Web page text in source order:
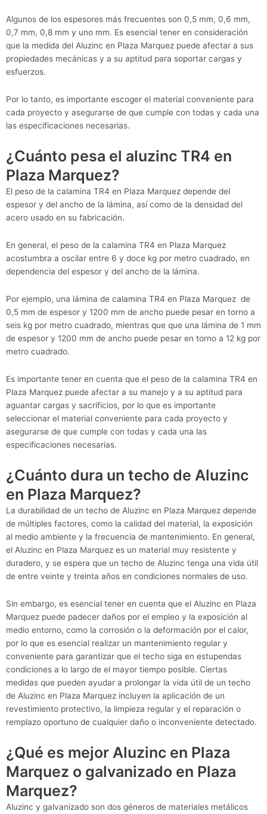
Algunos de los espesores más frecuentes son 0,5 mm, 0,6 mm,
0,7 mm, 0,8 mm y uno mm. Es esencial tener en consideración
que la medida del Aluzinc en Plaza Marquez puede afectar a sus
propiedades mecánicas y a su aptitud para soportar cargas y
esfuerzos.
Por lo tanto, es importante escoger el material conveniente para
cada proyecto y asegurarse de que cumple con todas y cada una
las especificaciones necesarias.
¿Cuánto pesa el aluzinc TR4 en
Plaza Marquez?
El peso de la calamina TR4 en Plaza Marquez depende del
espesor y del ancho de la lámina, así como de la densidad del
acero usado en su fabricación.
En general, el peso de la calamina TR4 en Plaza Marquez
acostumbra a oscilar entre 6 y doce kg por metro cuadrado, en
dependencia del espesor y del ancho de la lámina.
Por ejemplo, una lámina de calamina TR4 en Plaza Marquez de
0,5 mm de espesor y 1200 mm de ancho puede pesar en torno a
seis kg por metro cuadrado, mientras que que una lámina de 1 mm
de espesor y 1200 mm de ancho puede pesar en torno a 12 kg por
metro cuadrado.
Es importante tener en cuenta que el peso de la calamina TR4 en
Plaza Marquez puede afectar a su manejo y a su aptitud para
aguantar cargas y sacrificios, por lo que es importante
seleccionar el material conveniente para cada proyecto y
asegurarse de que cumple con todas y cada una las
especificaciones necesarias.
¿Cuánto dura un techo de Aluzinc
en Plaza Marquez?
La durabilidad de un techo de Aluzinc en Plaza Marquez depende
de múltiples factores, como la calidad del material, la exposición
al medio ambiente y la frecuencia de mantenimiento. En general,
el Aluzinc en Plaza Marquez es un material muy resistente y
duradero, y se espera que un techo de Aluzinc tenga una vida útil
de entre veinte y treinta años en condiciones normales de uso.
Sin embargo, es esencial tener en cuenta que el Aluzinc en Plaza
Marquez puede padecer daños por el empleo y la exposición al
medio entorno, como la corrosión o la deformación por el calor,
por lo que es esencial realizar un mantenimiento regular y
conveniente para garantizar que el techo siga en estupendas
condiciones a lo largo de el mayor tiempo posible. Ciertas
medidas que pueden ayudar a prolongar la vida útil de un techo
de Aluzinc en Plaza Marquez incluyen la aplicación de un
revestimiento protectivo, la limpieza regular y el reparación o
remplazo oportuno de cualquier daño o inconveniente detectado.
¿Qué es mejor Aluzinc en Plaza
Marquez o galvanizado en Plaza
Marquez?
Aluzinc y galvanizado son dos géneros de materiales metálicos